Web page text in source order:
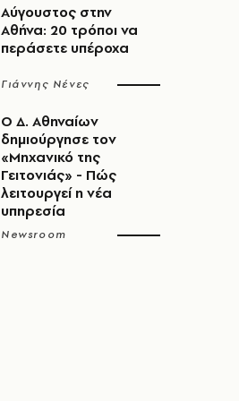
Αύγουστος στην
Αθήνα: 20 τρόποι να
περάσετε υπέροχα
Γιάννης Νένες
Ο Δ. Αθηναίων
δημιούργησε τον
«Μηχανικό της
Γειτονιάς» - Πώς
λειτουργεί η νέα
υπηρεσία
Newsroom